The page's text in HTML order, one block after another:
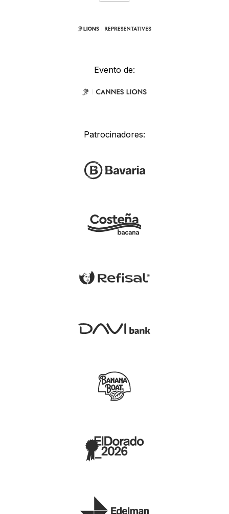
Evento de:
Patrocinadores: